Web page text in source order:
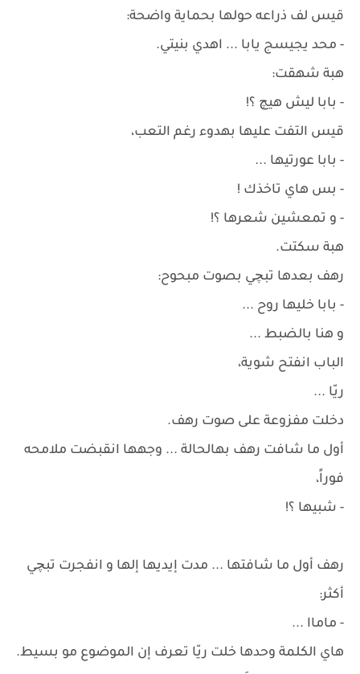
قيس لف ذراعه حولها بحماية واضحة:
- محد يجيسج يابا ... اهدي بنيتي.
هبة شهقت:
- بابا ليش هيچ ؟!
قيس التفت عليها بهدوء رغم التعب،
- بابا عورتيها ...
- بس هاي تاخذك !
- و تمعشين شعرها ؟!
هبة سكتت.
رهف بعدها تبچي بصوت مبحوح:
- بابا خليها روح ...
و هنا بالضبط ...
الباب انفتح شوية،
ريّا ...
دخلت مفزوعة على صوت رهف.
أول ما شافت رهف بهالحالة ... وجهها انقبضت ملامحه
فوراً،
- شبيها ؟!
رهف أول ما شافتها ... مدت إيديها إلها و انفجرت تبچي
أكثر:
- ماماا ...
هاي الكلمة وحدها خلت ريّا تعرف إن الموضوع مو بسيط.